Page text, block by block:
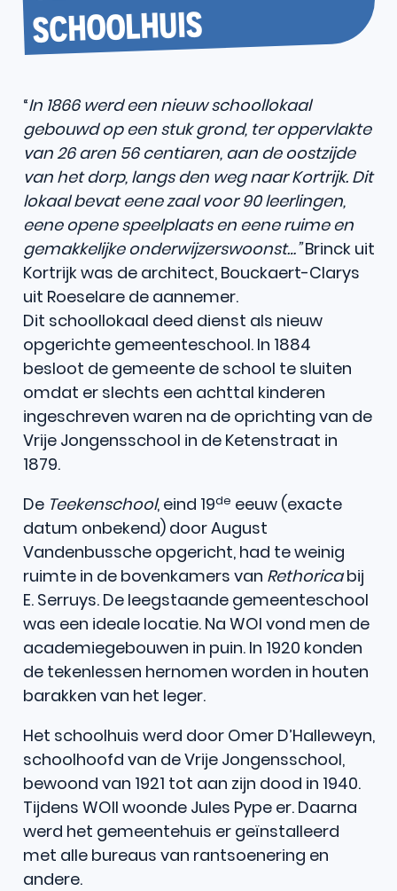
SCHOOLHUIS
“In 1866 werd een nieuw schoollokaal
gebouwd op een stuk grond, ter oppervlakte
van 26 aren 56 centiaren, aan de oostzijde
van het dorp, langs den weg naar Kortrijk. Dit
lokaal bevat eene zaal voor 90 leerlingen,
eene opene speelplaats en eene ruime en
gemakkelijke onderwijzerswoonst…”Brinck uit
Kortrijk was de architect, Bouckaert-Clarys
uit Roeselare de aannemer.
Dit schoollokaal deed dienst als nieuw
opgerichte gemeenteschool. In 1884
besloot de gemeente de school te sluiten
omdat er slechts een achttal kinderen
ingeschreven waren na de oprichting van de
Vrije Jongensschool in de Ketenstraat in
1879.
De Teekenschool, eind 19de eeuw (exacte
datum onbekend) door August
Vandenbussche opgericht, had te weinig
ruimte in de bovenkamers van Rethoricabij
E. Serruys. De leegstaande gemeenteschool
was een ideale locatie. Na WOI vond men de
academiegebouwen in puin. In 1920 konden
de tekenlessen hernomen worden in houten
barakken van het leger.
Het schoolhuis werd door Omer D’Halleweyn,
schoolhoofd van de Vrije Jongensschool,
bewoond van 1921 tot aan zijn dood in 1940.
Tijdens WOII woonde Jules Pype er. Daarna
werd het gemeentehuis er geïnstalleerd
met alle bureaus van rantsoenering en
andere.